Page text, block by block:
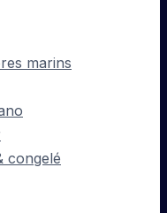
marins
congelé